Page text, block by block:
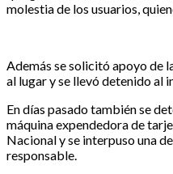
molestia de los usuarios,
Además se solicitó apoyo de
al lugar y se llevó detenido al
En días pasado también se
máquina expendedora de
Nacional y se interpuso una
responsable.